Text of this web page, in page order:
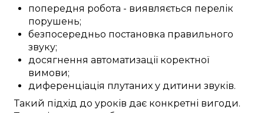
попередня робота - виявляється перелік
порушень;
безпосередньо постановка правильного
звуку;
досягнення автоматизації коректної
вимови;
диференціація плутаних у дитини звуків.
Такий підхід до уроків дає конкретні вигоди.